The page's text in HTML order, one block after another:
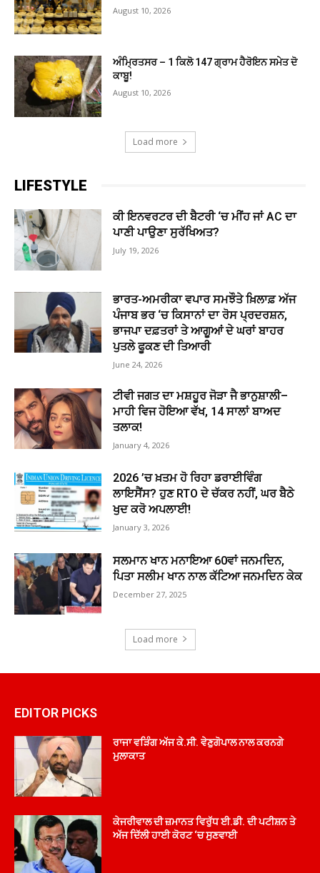
August 10, 2026
ਅੰਮ੍ਰਿਤਸਰ – 1 ਕਿਲੋ 147 ਗ੍ਰਾਮ ਹੈਰੋਇਨ ਸਮੇਤ ਦੋ
ਕਾਬੂ!
August 10, 2026
Load more
LIFESTYLE
ਕੀ ਇਨਵਰਟਰ ਦੀ ਬੈਟਰੀ ‘ਚ ਮੀਂਹ ਜਾਂ AC ਦਾ
ਪਾਣੀ ਪਾਉਣਾ ਸੁਰੱਖਿਅਤ?
July 19, 2026
ਭਾਰਤ-ਅਮਰੀਕਾ ਵਪਾਰ ਸਮਝੌਤੇ ਖ਼ਿਲਾਫ਼ ਅੱਜ
ਪੰਜਾਬ ਭਰ ‘ਚ ਕਿਸਾਨਾਂ ਦਾ ਰੋਸ ਪ੍ਰਦਰਸ਼ਨ,
ਭਾਜਪਾ ਦਫ਼ਤਰਾਂ ਤੇ ਆਗੂਆਂ ਦੇ ਘਰਾਂ ਬਾਹਰ
ਪੁਤਲੇ ਫੂਕਣ ਦੀ ਤਿਆਰੀ
June 24, 2026
ਟੀਵੀ ਜਗਤ ਦਾ ਮਸ਼ਹੂਰ ਜੋੜਾ ਜੈ ਭਾਨੁਸ਼ਾਲੀ–
ਮਾਹੀ ਵਿਜ ਹੋਇਆ ਵੱਖ, 14 ਸਾਲਾਂ ਬਾਅਦ
ਤਲਾਕ!
January 4, 2026
2026 ’ਚ ਖ਼ਤਮ ਹੋ ਰਿਹਾ ਡਰਾਈਵਿੰਗ
ਲਾਇਸੈਂਸ? ਹੁਣ RTO ਦੇ ਚੱਕਰ ਨਹੀਂ, ਘਰ ਬੈਠੇ
ਖੁਦ ਕਰੋ ਅਪਲਾਈ!
January 3, 2026
ਸਲਮਾਨ ਖਾਨ ਮਨਾਇਆ 60ਵਾਂ ਜਨਮਦਿਨ,
ਪਿਤਾ ਸਲੀਮ ਖਾਨ ਨਾਲ ਕੱਟਿਆ ਜਨਮਦਿਨ ਕੇਕ
December 27, 2025
Load more
EDITOR PICKS
ਰਾਜਾ ਵੜਿੰਗ ਅੱਜ ਕੇ.ਸੀ. ਵੇਣੁਗੋਪਾਲ ਨਾਲ ਕਰਨਗੇ
ਮੁਲਾਕਾਤ
ਕੇਜਰੀਵਾਲ ਦੀ ਜ਼ਮਾਨਤ ਵਿਰੁੱਧ ਈ.ਡੀ. ਦੀ ਪਟੀਸ਼ਨ ਤੇ
ਅੱਜ ਦਿੱਲੀ ਹਾਈ ਕੋਰਟ ‘ਚ ਸੁਣਵਾਈ